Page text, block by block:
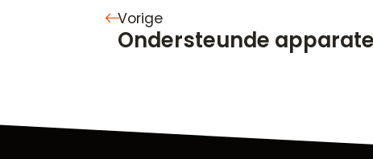
Vorige
Ondersteunde